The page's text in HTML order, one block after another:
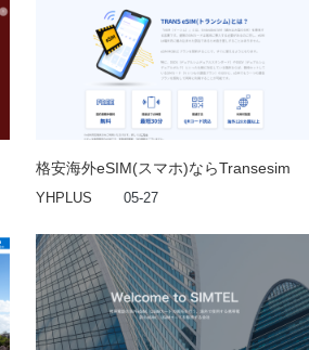
格安海外eSIM(スマホ)ならTransesim
YHPLUS 05-27